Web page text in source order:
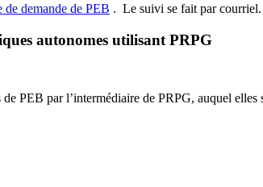
de demande de PEB . Le suivi se fait par courriel.
autonomes utilisant PRPG
PEB par l’intermédiaire de PRPG, auquel